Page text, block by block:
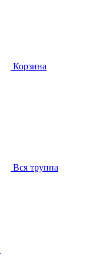
Корзина
Вся труппа